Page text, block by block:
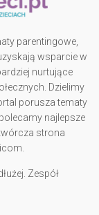
parentingowe,
wsparcie w
nurtujące
Dzielimy
porusza tematy
najlepsze
strona
Zespół